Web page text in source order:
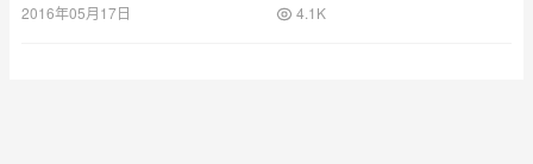
2016年05月17日 4.1K